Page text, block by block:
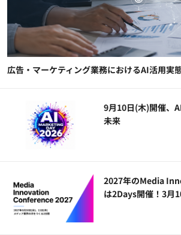
広告・マーケティング業務におけるAI活用実
9月10日(木)開催、
未来
2027年のMedia
は2Days開催！3月